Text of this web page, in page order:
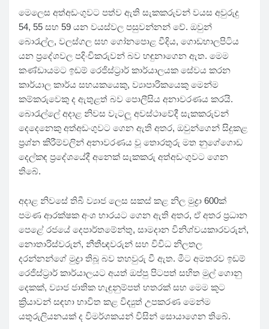
මෙලෙස අත්අඩංගුවට පත්ව ඇති සැකකරුවන් වයස අවුරුදු
54, 55 සහ 59 යන වයස්වල පසුවන්නන් වේ. ඔවුන්
බොරැල්ල, වලස්ගල සහ ගෝනපොළ වීදිය, ගොඩහාලපිටිය
යන ප්‍රදේශවල පදිංචිකරුවන් බව හඳුනාගෙන ඇත. මෙම
කණ්ඩායමට ඉඩම් රෙජිස්ට්‍රාර් කාර්යාලයක සේවය කරන
කාර්යාල කාර්ය සහයකයෙකු, ව්‍යාපාරිකයෙකු මෙන්ම
කම්කරුවෙකු ද ඇතුළත් බව පොලීසිය අනාවරණය කරයි.
බොරැල්ලේ අදාළ නිවස වැටලූ අවස්ථාවේදී සැකකරුවන්
දෙදෙනෙකු අත්අඩංගුවට ගෙන ඇති අතර, ඔවුන්ගෙන් සිදුකළ
ප්‍රශ්න කිරීම්වලින් අනාවරණය වූ තොරතුරු මත නුගේගොඩ
දෙල්කඳ ප්‍රදේශයේදී අනෙක් සැකකරු අත්අඩංගුවට ගෙන
තිබේ.
අදාළ නිවසේ තිබී ව්‍යාජ ලෙස සකස් කළ නිල මුද්‍රා 600ක්
පමණ ආරක්ෂක අංශ භාරයට ගෙන ඇති අතර, ඒ අතර ප්‍රධාන
පෙළේ රජයේ දෙපාර්තමේන්තු, සාමදාන විනිශ්චයකාරවරුන්,
නොතාරිස්වරුන්, නීතීඥවරුන් සහ විවිධ නිලතල
දරන්නන්ගේ මුද්‍රා තිබූ බව තහවුරු වී ඇත. මීට අමතරව ඉඩම්
රෙජිස්ට්‍රාර් කාර්යාලයට අයත් ඔප්පු පිටපත් සහිත මුල් ගොනු
දෙකක්, ව්‍යාජ ජාතික හැඳුනුම්පත් හතරක් සහ මෙම කූට
ක්‍රියාවන් සඳහා භාවිත කළ විද්‍යුත් උපකරණ මෙන්ම
යතුරුලියනයක් ද විමර්ශකයන් විසින් සොයාගෙන තිබේ.